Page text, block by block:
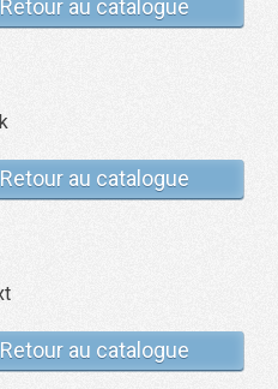
Retour au catalogue
Retour au catalogue
Retour au catalogue